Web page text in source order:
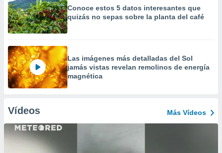
Conoce estos 5 datos interesantes que
quizás no sepas sobre la planta del café
Las imágenes más detalladas del Sol
jamás vistas revelan remolinos de energía
magnética
Vídeos Más Vídeos